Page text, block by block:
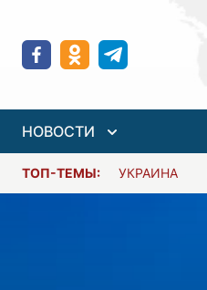
НОВОСТИ
ТОП-ТЕМЫ: УКРАИНА